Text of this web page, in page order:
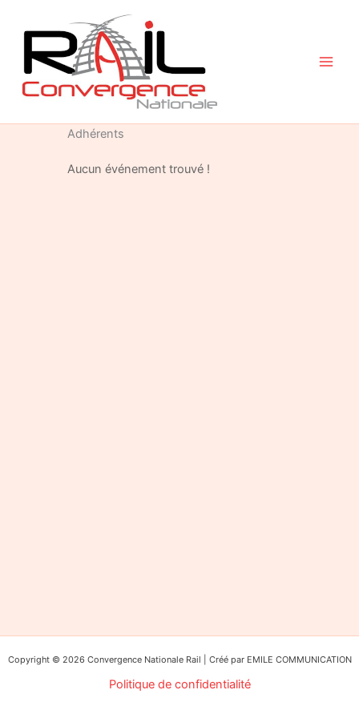
contenu
Adhérents
Aucun événement trouvé !
Copyright © 2026 Convergence Nationale Rail | Créé par EMILE COMMUNICATION
Politique de confidentialité